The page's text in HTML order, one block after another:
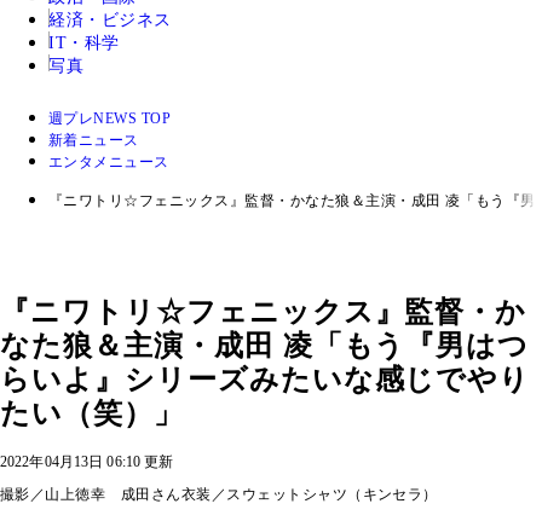
経済・ビジネス
IT・科学
写真
週プレNEWS TOP
新着ニュース
エンタメニュース
『ニワトリ☆フェニックス』監督・かなた狼＆主演・成田 凌「もう『
『ニワトリ☆フェニックス』監督・か
なた狼＆主演・成田 凌「もう『男はつ
らいよ』シリーズみたいな感じでやり
たい（笑）」
2022年04月13日 06:10 更新
撮影／山上徳幸 成田さん衣装／スウェットシャツ（キンセラ）